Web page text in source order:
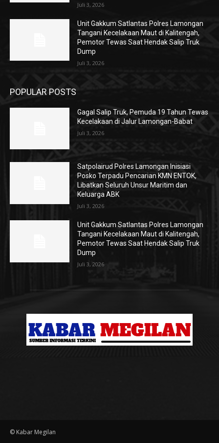
Juli 3, 2026
Unit Gakkum Satlantas Polres Lamongan
Tangani Kecelakaan Maut di Kalitengah,
Pemotor Tewas Saat Hendak Salip Truk
Dump
Juli 3, 2026
POPULAR POSTS
Gagal Salip Truk, Pemuda 19 Tahun Tewas
Kecelakaan di Jalur Lamongan-Babat
Juli 3, 2026
Satpolairud Polres Lamongan Inisiasi
Posko Terpadu Pencarian KMN ENTOK,
Libatkan Seluruh Unsur Maritim dan
Keluarga ABK
Juli 3, 2026
Unit Gakkum Satlantas Polres Lamongan
Tangani Kecelakaan Maut di Kalitengah,
Pemotor Tewas Saat Hendak Salip Truk
Dump
Juli 3, 2026
© Kabar Megilan